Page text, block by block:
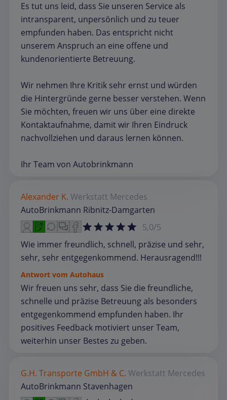
Es tut uns leid, dass Sie unseren Service als
intransparent, unpersönlich und zu teuer
empfunden haben. Das entspricht nicht
unserem Anspruch an eine offene und
kundenorientierte Betreuung.
Wir nehmen Ihre Kritik sehr ernst und würden
die Hintergründe gerne besser verstehen. Wenn
Sie möchten, freuen wir uns über eine direkte
Kontaktaufnahme, damit wir Ihren Eindruck
nachvollziehen und daraus lernen können.
Ihr Team von Autobrinkmann
Alexander K. Werkstatt Mercedes
AutoBrinkmann Ribnitz-Damgarten
5,0/5
Wie immer freundlich, schnell, präzise und sehr,
sehr, sehr entgegenkommend. Herausragend!!!
Antwort vom Autohaus
Wir freuen uns sehr, dass Sie die freundliche,
schnelle und präzise Betreuung als besonders
entgegenkommend empfunden haben. Ihr
positives Feedback motiviert unser Team,
weiterhin unser Bestes zu geben.
G.H. Transporte GmbH & C. Werkstatt Mercedes
AutoBrinkmann Stavenhagen